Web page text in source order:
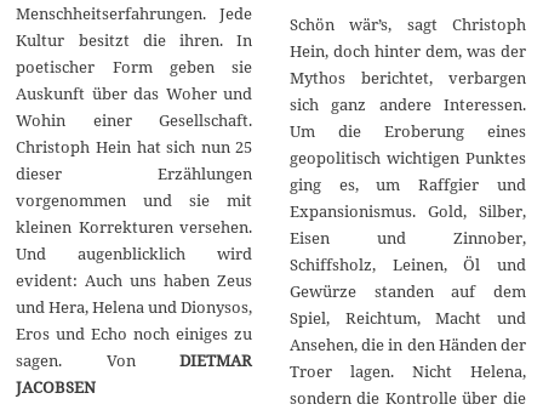
1
3
Menschheitserfahrungen. Jede
Kultur besitzt die ihren. In
poetischer Form geben sie
Auskunft über das Woher und
Wohin einer Gesellschaft.
Christoph Hein hat sich nun 25
dieser Erzählungen
vorgenommen und sie mit
kleinen Korrekturen versehen.
Und augenblicklich wird
evident: Auch uns haben Zeus
und Hera, Helena und Dionysos,
Eros und Echo noch einiges zu
sagen. VonDIETMAR
JACOBSEN
Schön wär’s, sagt Christoph
Hein, doch hinter dem, was der
Mythos berichtet, verbargen
sich ganz andere Interessen.
Um die Eroberung eines
geopolitisch wichtigen Punktes
ging es, um Raffgier und
Expansionismus. Gold, Silber,
Eisen und Zinnober,
Schiffsholz, Leinen, Öl und
Gewürze standen auf dem
Spiel, Reichtum, Macht und
Ansehen, die in den Händen der
Troer lagen. Nicht Helena,
sondern die Kontrolle über die